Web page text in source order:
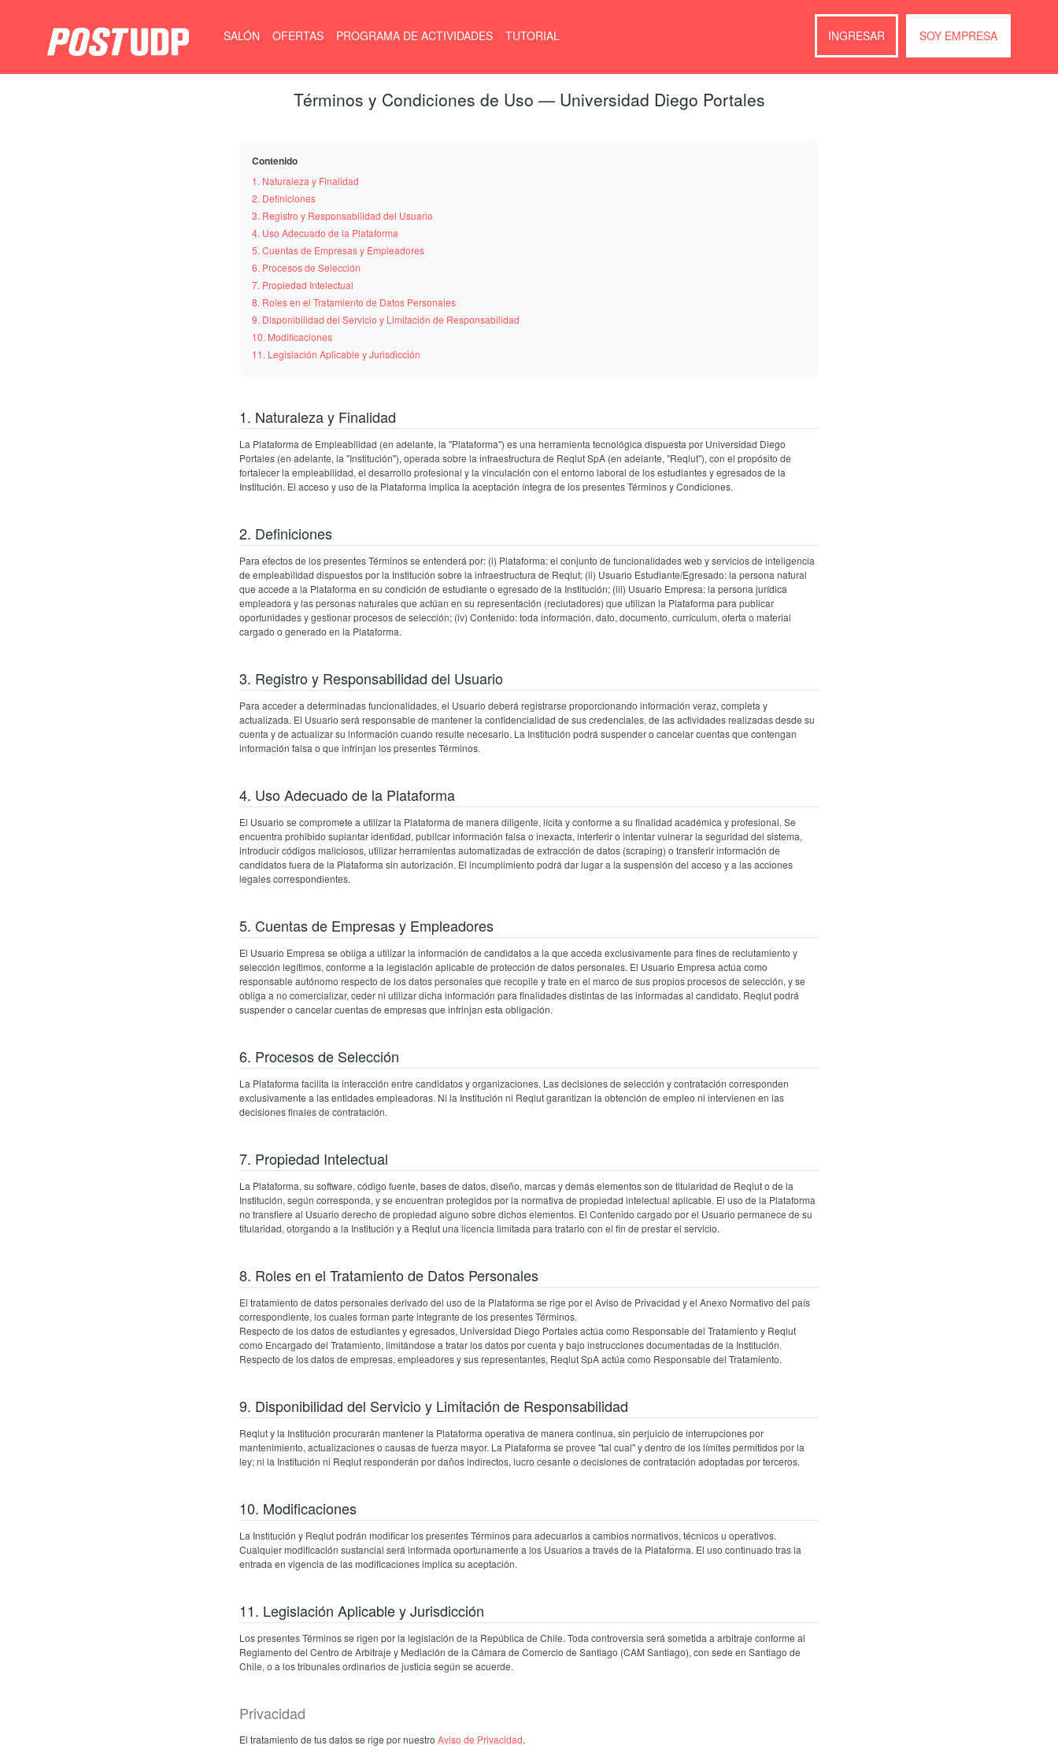
SALÓN OFERTAS PROGRAMA DE ACTIVIDADES TUTORIAL INGRESAR SOY EMPRESA
Términos y Condiciones de Uso — Universidad Diego Portales
Contenido
1. Naturaleza y Finalidad
2. Definiciones
3. Registro y Responsabilidad del Usuario
4. Uso Adecuado de la Plataforma
5. Cuentas de Empresas y Empleadores
6. Procesos de Selección
7. Propiedad Intelectual
8. Roles en el Tratamiento de Datos Personales
9. Disponibilidad del Servicio y Limitación de Responsabilidad
10. Modificaciones
11. Legislación Aplicable y Jurisdicción
1. Naturaleza y Finalidad
La Plataforma de Empleabilidad (en adelante, la "Plataforma") es una herramienta tecnológica dispuesta por Universidad Diego
Portales (en adelante, la "Institución"), operada sobre la infraestructura de Reqlut SpA (en adelante, "Reqlut"), con el propósito de
fortalecer la empleabilidad, el desarrollo profesional y la vinculación con el entorno laboral de los estudiantes y egresados de la
Institución. El acceso y uso de la Plataforma implica la aceptación íntegra de los presentes Términos y Condiciones.
2. Definiciones
Para efectos de los presentes Términos se entenderá por: (i) Plataforma: el conjunto de funcionalidades web y servicios de inteligencia
de empleabilidad dispuestos por la Institución sobre la infraestructura de Reqlut; (ii) Usuario Estudiante/Egresado: la persona natural
que accede a la Plataforma en su condición de estudiante o egresado de la Institución; (iii) Usuario Empresa: la persona jurídica
empleadora y las personas naturales que actúan en su representación (reclutadores) que utilizan la Plataforma para publicar
oportunidades y gestionar procesos de selección; (iv) Contenido: toda información, dato, documento, currículum, oferta o material
cargado o generado en la Plataforma.
3. Registro y Responsabilidad del Usuario
Para acceder a determinadas funcionalidades, el Usuario deberá registrarse proporcionando información veraz, completa y
actualizada. El Usuario será responsable de mantener la confidencialidad de sus credenciales, de las actividades realizadas desde su
cuenta y de actualizar su información cuando resulte necesario. La Institución podrá suspender o cancelar cuentas que contengan
información falsa o que infrinjan los presentes Términos.
4. Uso Adecuado de la Plataforma
El Usuario se compromete a utilizar la Plataforma de manera diligente, lícita y conforme a su finalidad académica y profesional. Se
encuentra prohibido suplantar identidad, publicar información falsa o inexacta, interferir o intentar vulnerar la seguridad del sistema,
introducir códigos maliciosos, utilizar herramientas automatizadas de extracción de datos (scraping) o transferir información de
candidatos fuera de la Plataforma sin autorización. El incumplimiento podrá dar lugar a la suspensión del acceso y a las acciones
legales correspondientes.
5. Cuentas de Empresas y Empleadores
El Usuario Empresa se obliga a utilizar la información de candidatos a la que acceda exclusivamente para fines de reclutamiento y
selección legítimos, conforme a la legislación aplicable de protección de datos personales. El Usuario Empresa actúa como
responsable autónomo respecto de los datos personales que recopile y trate en el marco de sus propios procesos de selección, y se
obliga a no comercializar, ceder ni utilizar dicha información para finalidades distintas de las informadas al candidato. Reqlut podrá
suspender o cancelar cuentas de empresas que infrinjan esta obligación.
6. Procesos de Selección
La Plataforma facilita la interacción entre candidatos y organizaciones. Las decisiones de selección y contratación corresponden
exclusivamente a las entidades empleadoras. Ni la Institución ni Reqlut garantizan la obtención de empleo ni intervienen en las
decisiones finales de contratación.
7. Propiedad Intelectual
La Plataforma, su software, código fuente, bases de datos, diseño, marcas y demás elementos son de titularidad de Reqlut o de la
Institución, según corresponda, y se encuentran protegidos por la normativa de propiedad intelectual aplicable. El uso de la Plataforma
no transfiere al Usuario derecho de propiedad alguno sobre dichos elementos. El Contenido cargado por el Usuario permanece de su
titularidad, otorgando a la Institución y a Reqlut una licencia limitada para tratarlo con el fin de prestar el servicio.
8. Roles en el Tratamiento de Datos Personales
El tratamiento de datos personales derivado del uso de la Plataforma se rige por el Aviso de Privacidad y el Anexo Normativo del país
correspondiente, los cuales forman parte integrante de los presentes Términos.
Respecto de los datos de estudiantes y egresados, Universidad Diego Portales actúa como Responsable del Tratamiento y Reqlut
como Encargado del Tratamiento, limitándose a tratar los datos por cuenta y bajo instrucciones documentadas de la Institución.
Respecto de los datos de empresas, empleadores y sus representantes, Reqlut SpA actúa como Responsable del Tratamiento.
9. Disponibilidad del Servicio y Limitación de Responsabilidad
Reqlut y la Institución procurarán mantener la Plataforma operativa de manera continua, sin perjuicio de interrupciones por
mantenimiento, actualizaciones o causas de fuerza mayor. La Plataforma se provee "tal cual" y dentro de los límites permitidos por la
ley; ni la Institución ni Reqlut responderán por daños indirectos, lucro cesante o decisiones de contratación adoptadas por terceros.
10. Modificaciones
La Institución y Reqlut podrán modificar los presentes Términos para adecuarlos a cambios normativos, técnicos u operativos.
Cualquier modificación sustancial será informada oportunamente a los Usuarios a través de la Plataforma. El uso continuado tras la
entrada en vigencia de las modificaciones implica su aceptación.
11. Legislación Aplicable y Jurisdicción
Los presentes Términos se rigen por la legislación de la República de Chile. Toda controversia será sometida a arbitraje conforme al
Reglamento del Centro de Arbitraje y Mediación de la Cámara de Comercio de Santiago (CAM Santiago), con sede en Santiago de
Chile, o a los tribunales ordinarios de justicia según se acuerde.
Privacidad
El tratamiento de tus datos se rige por nuestro Aviso de Privacidad.